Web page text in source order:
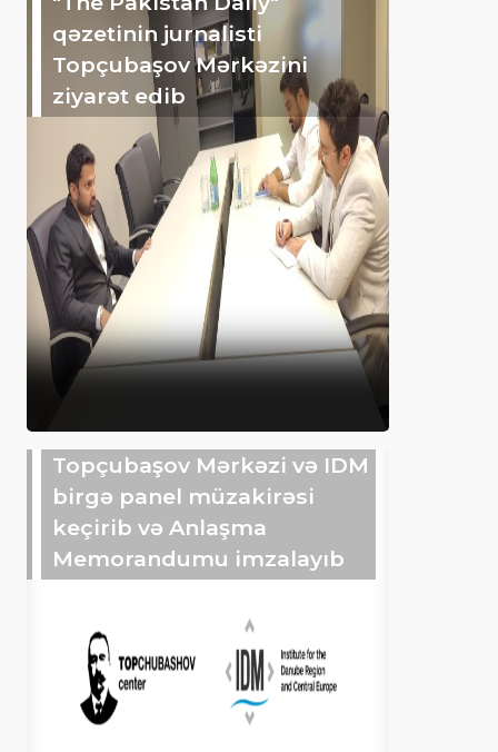
qəzetinin jurnalisti
Topçubaşov Mərkəzini
ziyarət edib
Topçubaşov Mərkəzi və IDM
birgə panel müzakirəsi
keçirib və Anlaşma
Memorandumu imzalayıb